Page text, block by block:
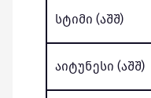
სტიმი (აშშ)
აიტუნესი (აშშ)